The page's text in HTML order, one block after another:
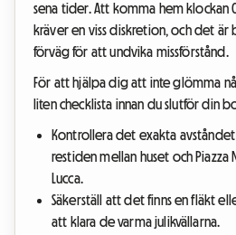
sena tider. Att komma hem klockan
kräver en viss diskretion, och det
förväg för att undvika missförstånd.
För att hjälpa dig att inte glömma
liten checklista innan du slutför din
Kontrollera det exakta
restiden mellan huset och
Lucca.
Säkerställ att det finns en fläkt
att klara de varma julikvällarna.